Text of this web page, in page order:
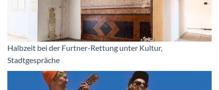
Halbzeit bei der Furtner-Rettung unter Kultur,
Stadtgespräche